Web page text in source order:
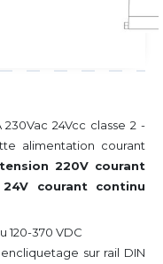
24Vcc classe 2 -
alimentation courant
220V courant
courant continu
120-370 VDC
sur rail DIN